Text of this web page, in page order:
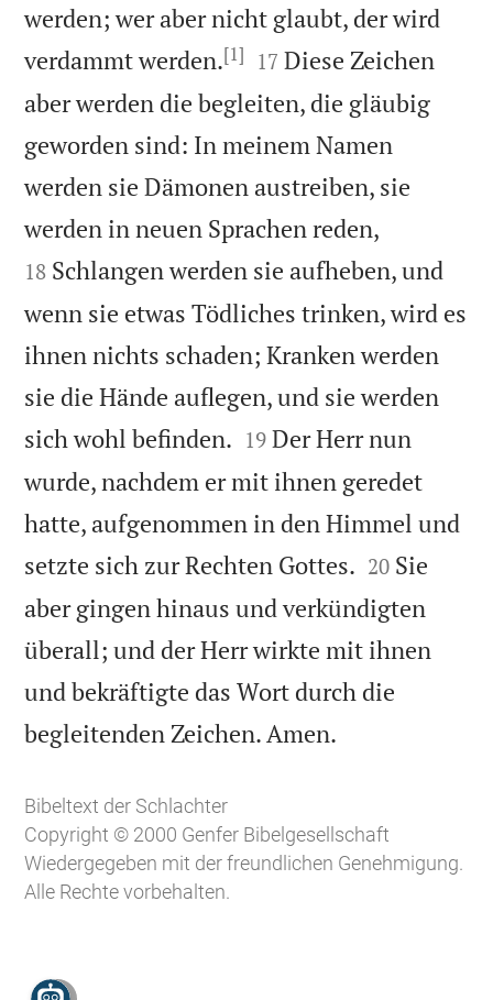
werden; wer aber nicht glaubt, der wird
verdammt werden.[1] 

17 Diese Zeichen
aber werden die begleiten, die gläubig
geworden sind: In meinem Namen
werden sie Dämonen austreiben, sie
werden in neuen Sprachen reden,
18 Schlangen werden sie aufheben, und
wenn sie etwas Tödliches trinken, wird es
ihnen nichts schaden; Kranken werden
sie die Hände auflegen, und sie werden
sich wohl befinden. 

19 Der Herr nun
wurde, nachdem er mit ihnen geredet
hatte, aufgenommen in den Himmel und
setzte sich zur Rechten Gottes. 

20 Sie
aber gingen hinaus und verkündigten
überall; und der Herr wirkte mit ihnen
und bekräftigte das Wort durch die
begleitenden Zeichen. Amen.
Bibeltext der Schlachter
Copyright © 2000 Genfer Bibelgesellschaft
Wiedergegeben mit der freundlichen Genehmigung.
Alle Rechte vorbehalten.